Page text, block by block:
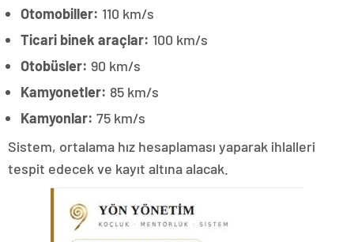
Otomobiller: 110 km/s
Ticari binek araçlar: 100 km/s
Otobüsler: 90 km/s
Kamyonetler: 85 km/s
Kamyonlar: 75 km/s
Sistem, ortalama hız hesaplaması yaparak ihlalleri
tespit edecek ve kayıt altına alacak.